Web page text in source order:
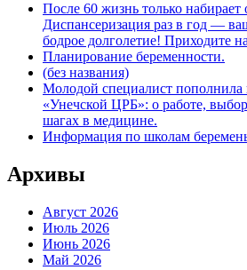
После 60 жизнь только набирает
Диспансеризация раз в год —
бодрое долголетие! Приходите
Планирование беременности.
(без названия)
Молодой специалист
«Унечской ЦРБ»: о работе,
шагах в медицине.
Информация по школам
Архивы
Август 2026
Июль 2026
Июнь 2026
Май 2026